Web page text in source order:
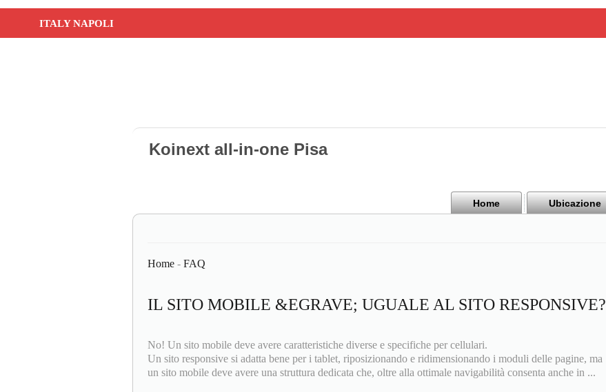
ITALY NAPOLI
Koinext all-in-one Pisa
Home Ubicazione
Home - FAQ
IL SITO MOBILE &EGRAVE; UGUALE AL SITO RESPONSIVE?
No! Un sito mobile deve avere caratteristiche diverse e specifiche per cellulari.
Un sito responsive si adatta bene per i tablet, riposizionando e ridimensionando i moduli delle pagine, ma
un sito mobile deve avere una struttura dedicata che, oltre alla ottimale navigabilità consenta anche in ...